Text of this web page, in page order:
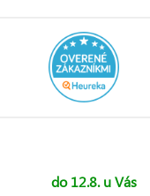
do 12.8. u Vás